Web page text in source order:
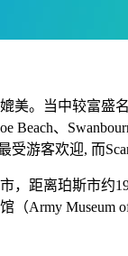
。当中较富
、
受游客欢迎, 而
，距离珀斯市
Museum